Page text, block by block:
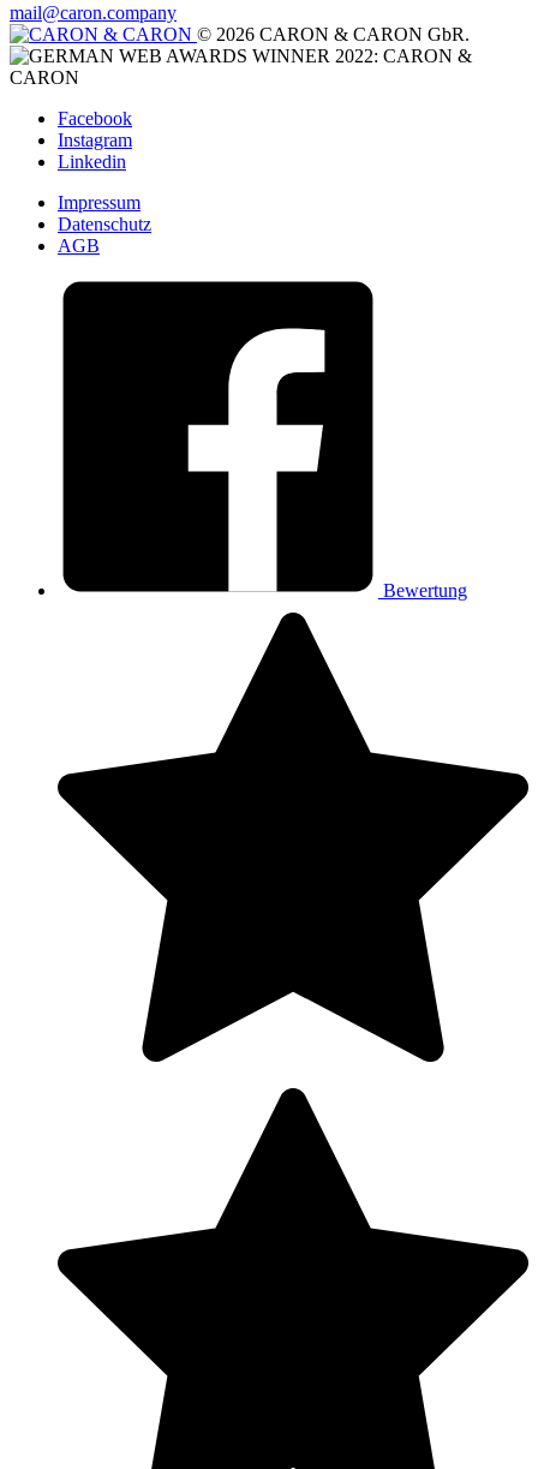
mail@caron.company
© 2026 CARON & CARON GbR.
Facebook
Instagram
Linkedin
Impressum
Datenschutz
AGB
Bewertung